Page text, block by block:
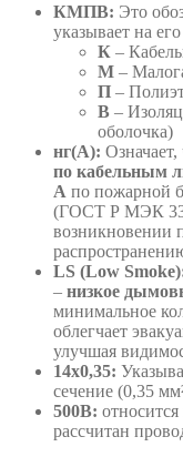
КМПВ: Это
указывает на
К –
М –
П –
В –
оболочка)
нг(А): Означает,
по кабельным
А по пожарной
(ГОСТ Р МЭК
возникновении
LS (Low
– низкое
минимальное
облегчает
улучшая
14х0,35:
сечение (0,35
500В:
рассчитан